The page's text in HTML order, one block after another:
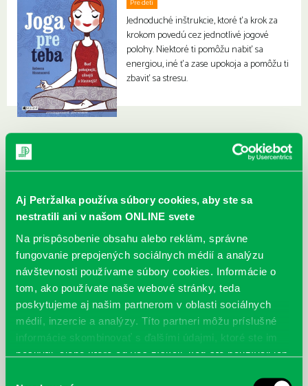
Aj Petržalka používa súbory cookies, aby ste sa
nestratili ani v našom ONLINE svete
Na prispôsobenie obsahu alebo reklám, správne
fungovanie prepojených sociálnych médií a analýzu
návštevnosti používame súbory cookies. Informácie o
tom, ako používate naše webové stránky, teda
poskytujeme aj našim partnerom v oblasti sociálnych
médií, inzercie a analýzy. Títo partneri môžu príslušné
informácie skombinovať s ďalšími údajmi, ktoré ste im
poskytli, alebo ktoré od vás získali, keď ste používali ich
Pre deti
Jednoduché inštrukcie, ktoré ťa krok za
krokom povedú cez jednotlivé jogové
polohy. Niektoré ti pomôžu nabiť sa
energiou, iné ťa zase upokoja a pomôžu ti
zbaviť sa stresu.